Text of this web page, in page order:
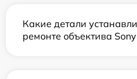
Какие детали
ремонте объектива